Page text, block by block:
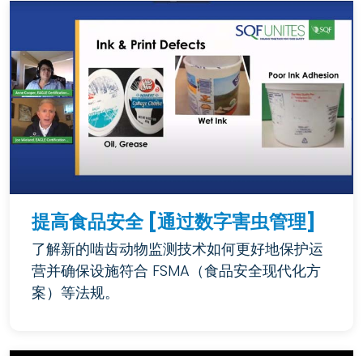
提高食品安全 [通过数字害虫管理]
了解新的啮齿动物监测技术如何更好地保护运
营并确保设施符合 FSMA（食品安全现代化方
案）等法规。